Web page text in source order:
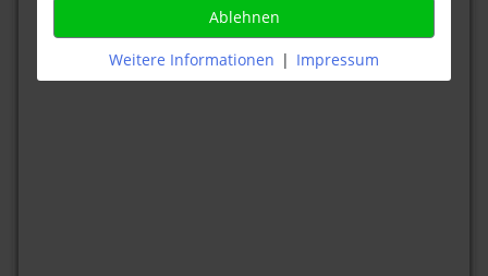
Ablehnen
Weitere Informationen | Impressum